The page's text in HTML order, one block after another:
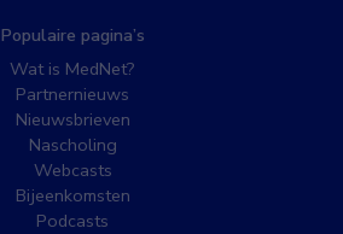
Populaire pagina’s
Wat is MedNet?
Partnernieuws
Nieuwsbrieven
Nascholing
Webcasts
Bijeenkomsten
Podcasts